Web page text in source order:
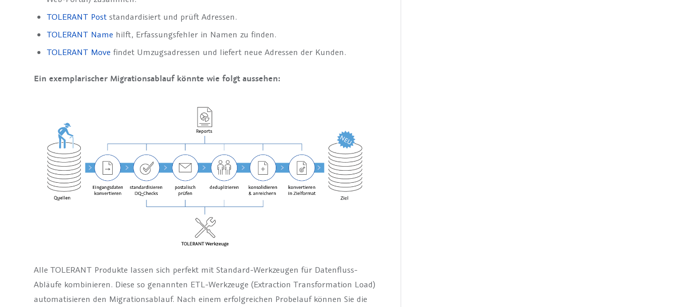
TOLERANT Post standardisiert und prüft Adressen.
TOLERANT Name hilft, Erfassungsfehler in Namen zu finden.
TOLERANT Move findet Umzugsadressen und liefert neue Adressen der Kunden.
Ein exemplarischer Migrationsablauf könnte wie folgt aussehen:
Alle TOLERANT Produkte lassen sich perfekt mit Standard-Werkzeugen für Datenfluss-
Abläufe kombinieren. Diese so genannten ETL-Werkzeuge (Extraction Transformation Load)
automatisieren den Migrationsablauf. Nach einem erfolgreichen Probelauf können Sie die